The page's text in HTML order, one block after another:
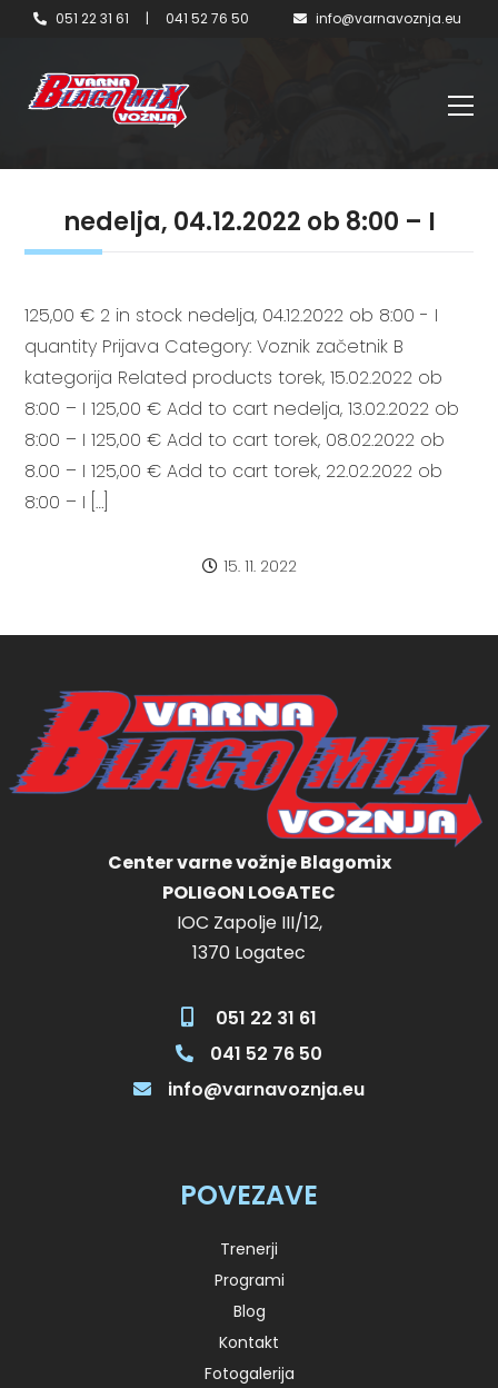
051 22 31 61 | 041 52 76 50 info@varnavoznja.eu
nedelja, 04.12.2022 ob 8:00 – I
125,00 € 2 in stock nedelja, 04.12.2022 ob 8:00 - I
quantity Prijava Category: Voznik začetnik B
kategorija Related products torek, 15.02.2022 ob
8:00 – I 125,00 € Add to cart nedelja, 13.02.2022 ob
8:00 – I 125,00 € Add to cart torek, 08.02.2022 ob
8.00 – I 125,00 € Add to cart torek, 22.02.2022 ob
8:00 – I […]
15. 11. 2022
Center varne vožnje Blagomix
POLIGON LOGATEC
IOC Zapolje III/12,
1370 Logatec
051 22 31 61
041 52 76 50
info@varnavoznja.eu
POVEZAVE
Trenerji
Programi
Blog
Kontakt
Fotogalerija